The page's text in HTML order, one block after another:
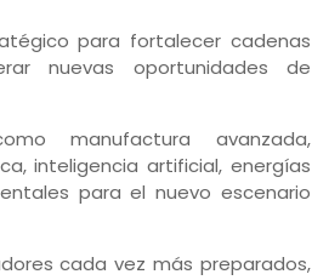
para fortalecer cadenas
nuevas oportunidades de
manufactura avanzada,
inteligencia artificial, energías
para el nuevo escenario
cada vez más preparados,